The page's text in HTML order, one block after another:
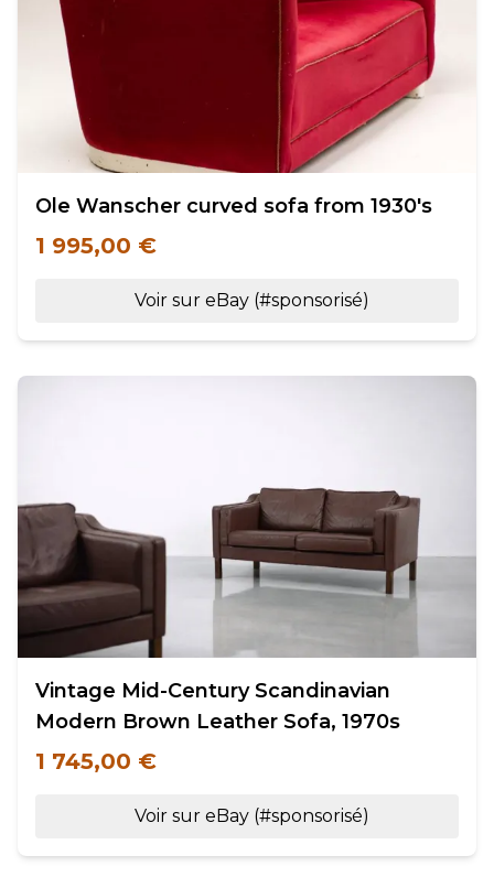
Ole Wanscher curved sofa from 1930's
1 995,00 €
Voir sur eBay (#sponsorisé)
Vintage Mid-Century Scandinavian
Modern Brown Leather Sofa, 1970s
1 745,00 €
Voir sur eBay (#sponsorisé)